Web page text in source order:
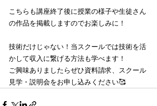
こちらも講座終了後に授業の様子や生徒さん
の作品を掲載しますのでお楽しみに！
技術だけじゃない！当スクールでは技術を活
かして収入に繋げる方法も学べます！
ご興味ありましたらぜひ資料請求、スクール
見学・説明会をお申し込みください🥰